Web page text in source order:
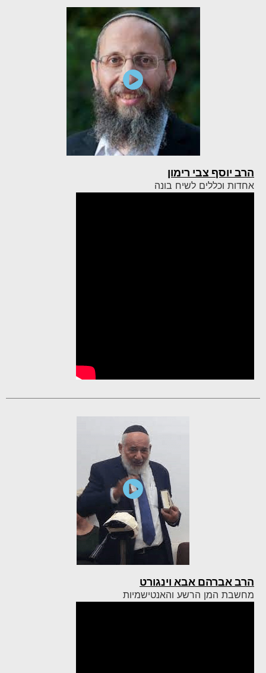
הרב יוסף צבי רימון
אחדות וכללים לשיח בונה
הרב אברהם אבא וינגורט
מחשבת המן הרשע והאנטישמיות